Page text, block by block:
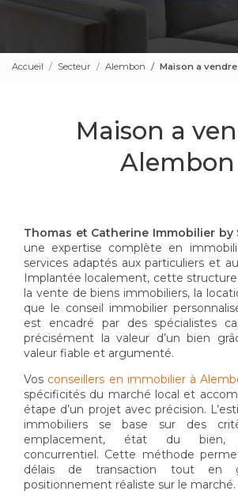
Accueil Secteur Alembon Maison a
Maison a
Alembon
Thomas et Catherine Immobilier by
une expertise complète en
services adaptés aux particuliers et
Implantée localement, cette structure
la vente de biens immobiliers, la
que le conseil immobilier
est encadré par des spécialistes
précisément la valeur d’un bien
valeur fiable et argumenté.
Vos conseillers en immobilier à
spécificités du marché local et
étape d’un projet avec précision.
immobiliers se base sur des
emplacement, état du bien,
concurrentiel. Cette méthode
délais de transaction tout en
positionnement réaliste sur le marché.